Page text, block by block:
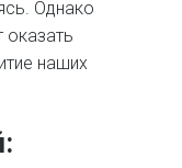
Однако
оказать
наших
: